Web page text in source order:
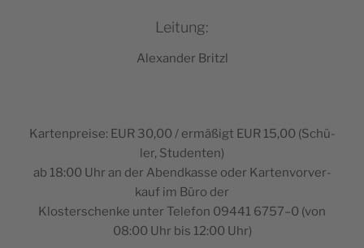
Leitung:
Alex­an­der Britzl
Kar­ten­prei­se: EUR 30,00 / ermä­ßigt EUR 15,00 (Schü­
ler, Studenten)
ab 18:00 Uhr an der Abend­kas­se oder Kar­ten­vor­ver­
kauf im Büro der
Klos­ter­schen­ke unter Tele­fon 09441 6757–0 (von
08:00 Uhr bis 12:00 Uhr)